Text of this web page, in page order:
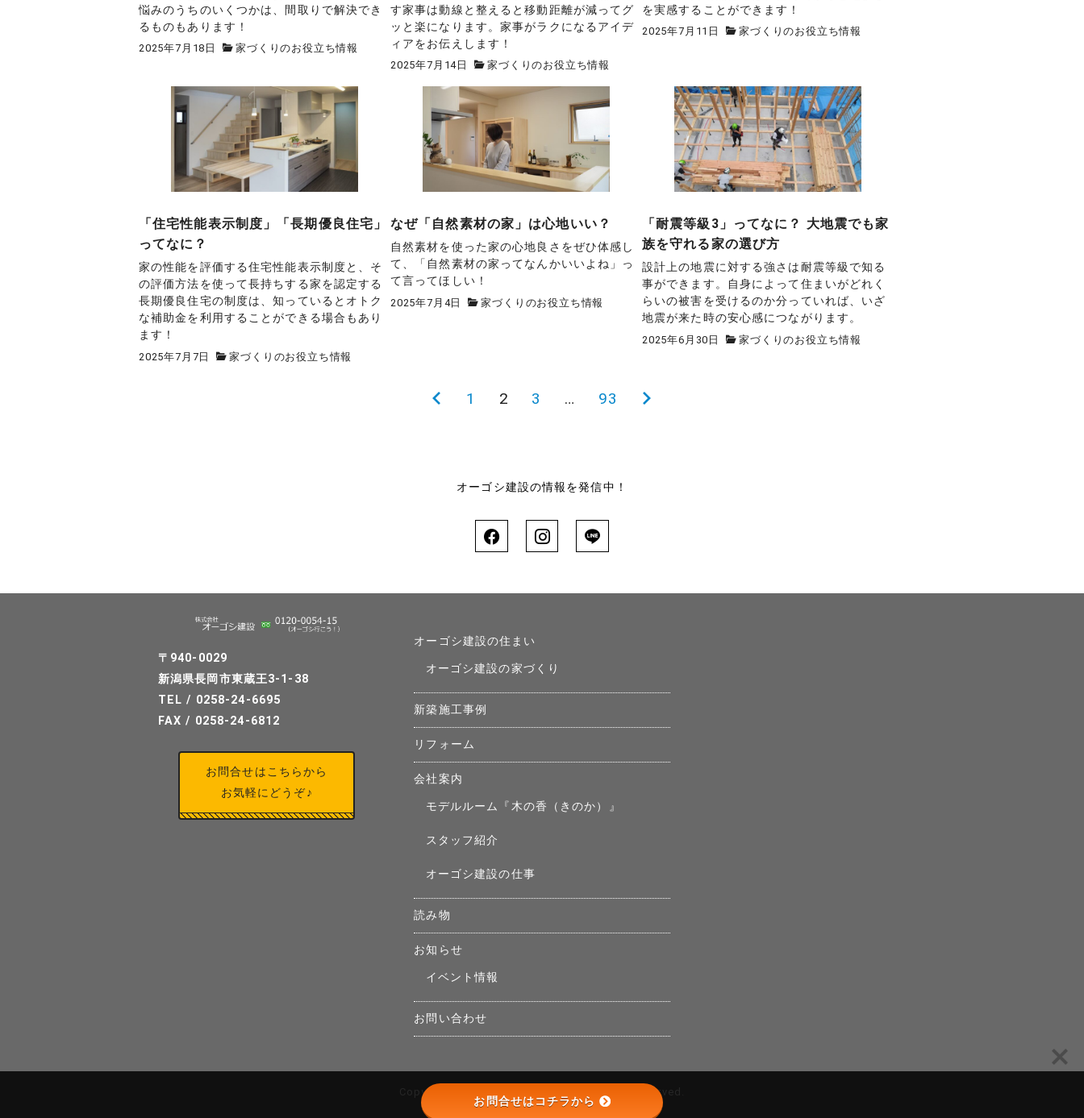
悩みのうちのいくつかは、間取りで解決でき
るものもあります！
2025年7月18日 家づくりのお役立ち情報
す家事は動線と整えると移動距離が減ってグ
ッと楽になります。家事がラクになるアイデ
ィアをお伝えします！
2025年7月14日 家づくりのお役立ち情報
を実感することができます！
2025年7月11日 家づくりのお役立ち情報
「住宅性能表示制度」「長期優良住宅」
ってなに？
家の性能を評価する住宅性能表示制度と、そ
の評価方法を使って長持ちする家を認定する
長期優良住宅の制度は、知っているとオトク
な補助金を利用することができる場合もあり
ます！
2025年7月7日 家づくりのお役立ち情報
なぜ「自然素材の家」は心地いい？
自然素材を使った家の心地良さをぜひ体感し
て、「自然素材の家ってなんかいいよね」っ
て言ってほしい！
2025年7月4日 家づくりのお役立ち情報
「耐震等級3」ってなに？ 大地震でも家
族を守れる家の選び方
設計上の地震に対する強さは耐震等級で知る
事ができます。自身によって住まいがどれく
らいの被害を受けるのか分っていれば、いざ
地震が来た時の安心感につながります。
2025年6月30日 家づくりのお役立ち情報
送
前
ー
1 2 3 … 93
次
オーゴシ建設の情報を発信中！
〒940-0029
新潟県長岡市東蔵王3-1-38
TEL / 0258-24-6695
FAX / 0258-24-6812
お問合せはこちらから
お気軽にどうぞ♪
オーゴシ建設の住まい
オーゴシ建設の家づくり
新築施工事例
リフォーム
会社案内
モデルルーム『木の香（きのか）』
スタッフ紹介
オーゴシ建設の仕事
読み物
お知らせ
イベント情報
お問い合わせ
Copyright © （株）オーゴシ建設 All Rights Reserved.
お問合せはコチラから